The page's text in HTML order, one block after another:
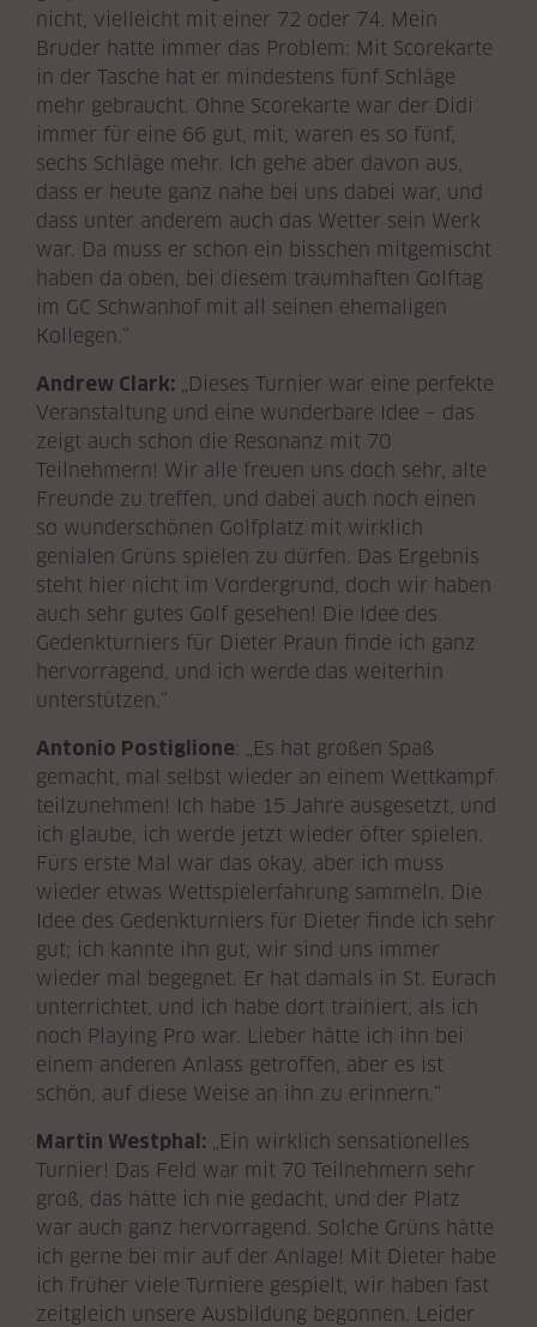
nicht, vielleicht mit einer 72 oder 74. Mein
Bruder hatte immer das Problem: Mit Scorekarte
in der Tasche hat er mindestens fünf Schläge
mehr gebraucht. Ohne Scorekarte war der Didi
immer für eine 66 gut, mit, waren es so fünf,
sechs Schläge mehr. Ich gehe aber davon aus,
dass er heute ganz nahe bei uns dabei war, und
dass unter anderem auch das Wetter sein Werk
war. Da muss er schon ein bisschen mitgemischt
haben da oben, bei diesem traumhaften Golftag
im GC Schwanhof mit all seinen ehemaligen
Kollegen.“
Andrew Clark: „Dieses Turnier war eine perfekte
Veranstaltung und eine wunderbare Idee – das
zeigt auch schon die Resonanz mit 70
Teilnehmern! Wir alle freuen uns doch sehr, alte
Freunde zu treffen, und dabei auch noch einen
so wunderschönen Golfplatz mit wirklich
genialen Grüns spielen zu dürfen. Das Ergebnis
steht hier nicht im Vordergrund, doch wir haben
auch sehr gutes Golf gesehen! Die Idee des
Gedenkturniers für Dieter Praun finde ich ganz
hervorragend, und ich werde das weiterhin
unterstützen.“
Antonio Postiglione: „Es hat großen Spaß
gemacht, mal selbst wieder an einem Wettkampf
teilzunehmen! Ich habe 15 Jahre ausgesetzt, und
ich glaube, ich werde jetzt wieder öfter spielen.
Fürs erste Mal war das okay, aber ich muss
wieder etwas Wettspielerfahrung sammeln. Die
Idee des Gedenkturniers für Dieter finde ich sehr
gut; ich kannte ihn gut, wir sind uns immer
wieder mal begegnet. Er hat damals in St. Eurach
unterrichtet, und ich habe dort trainiert, als ich
noch Playing Pro war. Lieber hätte ich ihn bei
einem anderen Anlass getroffen, aber es ist
schön, auf diese Weise an ihn zu erinnern.“
Martin Westphal: „Ein wirklich sensationelles
Turnier! Das Feld war mit 70 Teilnehmern sehr
groß, das hätte ich nie gedacht, und der Platz
war auch ganz hervorragend. Solche Grüns hätte
ich gerne bei mir auf der Anlage! Mit Dieter habe
ich früher viele Turniere gespielt, wir haben fast
zeitgleich unsere Ausbildung begonnen. Leider